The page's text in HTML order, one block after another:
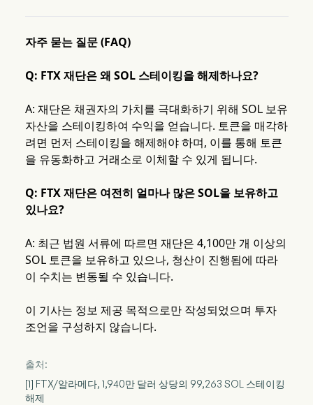
자주 묻는 질문 (FAQ)
Q: FTX 재단은 왜 SOL 스테이킹을 해제하나요?
A: 재단은 채권자의 가치를 극대화하기 위해 SOL 보유
자산을 스테이킹하여 수익을 얻습니다. 토큰을 매각하
려면 먼저 스테이킹을 해제해야 하며, 이를 통해 토큰
을 유동화하고 거래소로 이체할 수 있게 됩니다.
Q: FTX 재단은 여전히 얼마나 많은 SOL을 보유하고
있나요?
A: 최근 법원 서류에 따르면 재단은 4,100만 개 이상의
SOL 토큰을 보유하고 있으나, 청산이 진행됨에 따라
이 수치는 변동될 수 있습니다.
이 기사는 정보 제공 목적으로만 작성되었으며 투자
조언을 구성하지 않습니다.
출처:
[1] FTX/알라메다, 1,940만 달러 상당의 99,263 SOL 스테이킹
해제